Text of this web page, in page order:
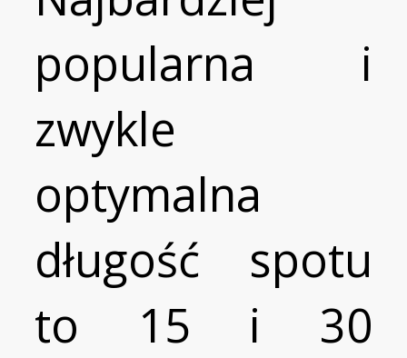
popularna i
zwykle
optymalna
długość spotu
to 15 i 30